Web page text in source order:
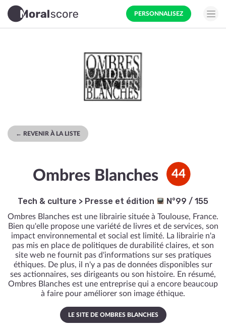
PERSONNALISEZ
← REVENIR À LA LISTE
Ombres Blanches 44
Tech & culture > Presse et édition N°99 / 155
Ombres Blanches est une librairie située à Toulouse, France.
Bien qu'elle propose une variété de livres et de services, son
impact environnemental et social est limité. La librairie n'a
pas mis en place de politiques de durabilité claires, et son
site web ne fournit pas d'informations sur ses pratiques
éthiques. De plus, il n'y a pas de données disponibles sur
ses actionnaires, ses dirigeants ou son histoire. En résumé,
Ombres Blanches est une entreprise qui a encore beaucoup
à faire pour améliorer son image éthique.
LE SITE DE OMBRES BLANCHES